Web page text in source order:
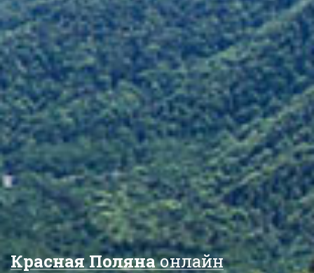
Красная Полянаонлайн